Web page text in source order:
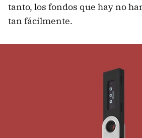
tanto, los fondos que hay no
tan fácilmente.